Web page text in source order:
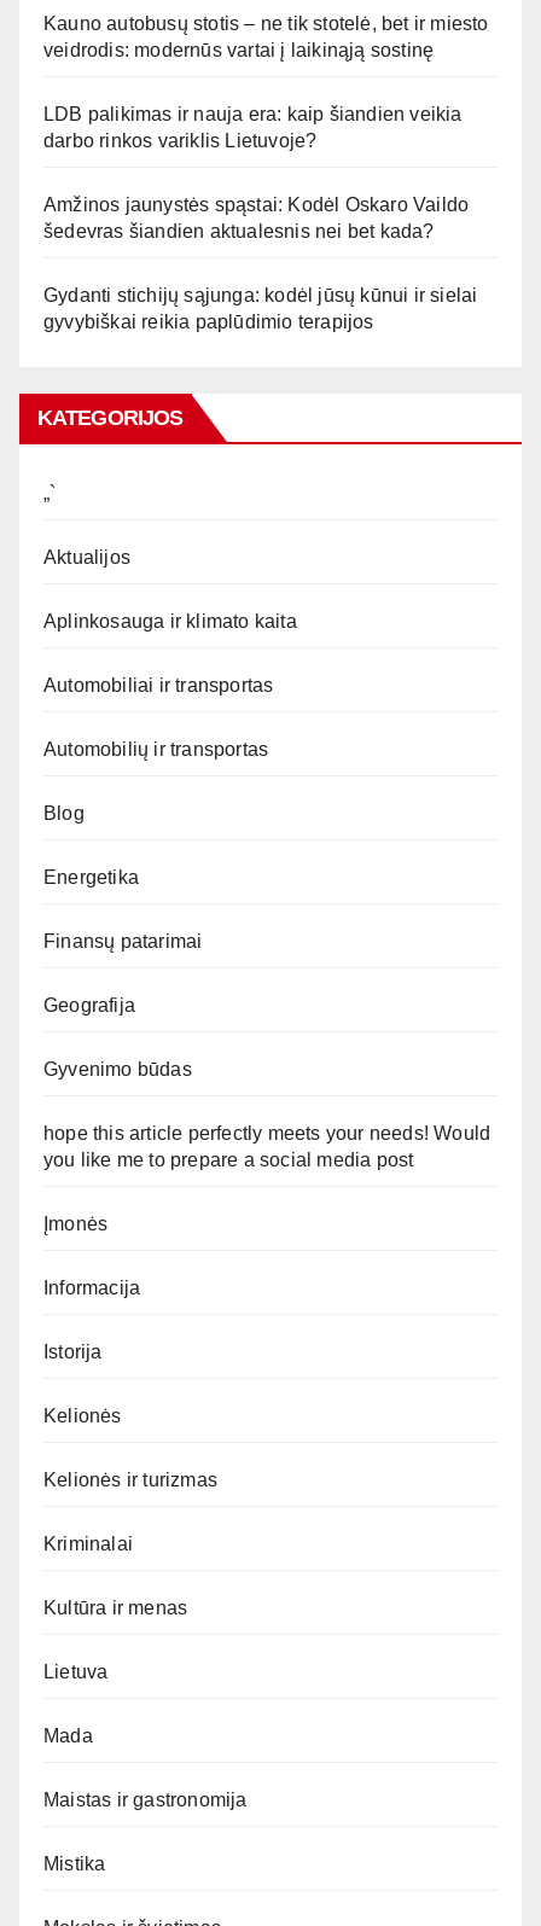
Kauno autobusų stotis – ne tik stotelė, bet ir miesto
veidrodis: modernūs vartai į laikinąją sostinę
LDB palikimas ir nauja era: kaip šiandien veikia
darbo rinkos variklis Lietuvoje?
Amžinos jaunystės spąstai: Kodėl Oskaro Vaildo
šedevras šiandien aktualesnis nei bet kada?
Gydanti stichijų sąjunga: kodėl jūsų kūnui ir sielai
gyvybiškai reikia paplūdimio terapijos
KATEGORIJOS
„`
Aktualijos
Aplinkosauga ir klimato kaita
Automobiliai ir transportas
Automobilių ir transportas
Blog
Energetika
Finansų patarimai
Geografija
Gyvenimo būdas
hope this article perfectly meets your needs! Would
you like me to prepare a social media post
Įmonės
Informacija
Istorija
Kelionės
Kelionės ir turizmas
Kriminalai
Kultūra ir menas
Lietuva
Mada
Maistas ir gastronomija
Mistika